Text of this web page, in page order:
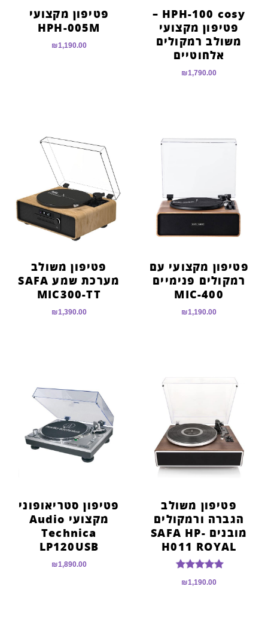
HPH-100 cosy –
פטיפון מקצועי
משולב רמקולים
אלחוטיים
₪1,790.00
פטיפון מקצועי
HPH-005M
₪1,190.00
פטיפון מקצועי עם
רמקולים פנימיים
MIC-400
₪1,190.00
פטיפון משולב
מערכת שמע SAFA
MIC300-TT
₪1,390.00
פטיפון משולב
הגברה ורמקולים
מובנים SAFA HP-
H011 ROYAL
דורג
5.00
₪1,190.00
פטיפון סטריאופוני
מקצועי Audio
Technica
LP120USB
₪1,890.00